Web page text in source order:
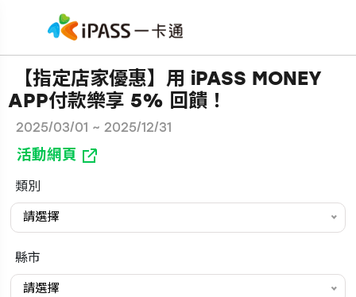
【指定店家優惠】用 iPASS MONEY
APP付款樂享 5% 回饋！
2025/03/01 ~ 2025/12/31
活動網頁
類別
請選擇
縣市
請選擇